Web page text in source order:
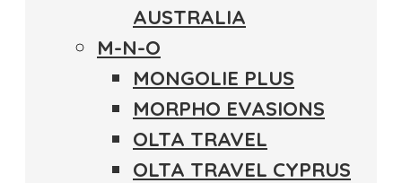
AUSTRALIA
M-N-O
MONGOLIE PLUS
MORPHO EVASIONS
OLTA TRAVEL
OLTA TRAVEL CYPRUS